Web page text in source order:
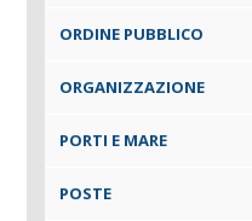
ORDINE PUBBLICO
ORGANIZZAZIONE
PORTI E MARE
POSTE